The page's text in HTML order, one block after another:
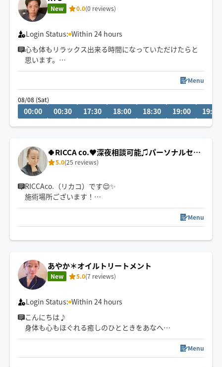
New 0.0(0 reviews)
Login Status: Within 24 hours
心も体もリラックス出来る時間になっていただけたらと
思います。
気軽な気楽なリラクゼーションを意識しています。しっ
かり今の状況を伺ってから癒しの時間にできたらと思い
ます。
カレンダーに入っていなくてもリクエスト頂けたら可能
な日もありますので是非気兼ねなく依頼してみてくださ
Menu
08/08 (Sat)
00:00 00:30 17:30 18:00 18:30 19:00 19:30
🍀RICCA co.♥️‬深夜相談可能♫パーソナルセラ
ピー🍀
5.0(25 reviews)
RICCAco.（リカコ）です😌✨
施術場所ございます！
※対応エリア外も近郊可能🙆‍♀️深夜早朝ご予約＆延長可能
まずはご予約を！笑
※ 22時以降は90分〜お願いします🙇‍♀️
お客さまのためのスペシャルなアロマオイルや揉みほぐ
しでオリジナルメソッドの極上時間🌹✨
※オイルではなくローション乳液使用の場合がございま
す。予めご了承ください😌
※出発地は異なる場合がございます。
Menu
あやか＊オイルトリートメント
New 5.0(7 reviews)
Login Status: Within 24 hours
こんにちは♪
身体も心もほぐれる癒しのひとときをあなへ。
そう思っていただけるように、
Menu